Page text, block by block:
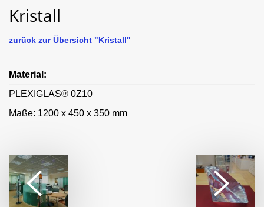
Kristall
zurück zur Übersicht "Kristall"
Material:
PLEXIGLAS® 0Z10
Maße: 1200 x 450 x 350 mm